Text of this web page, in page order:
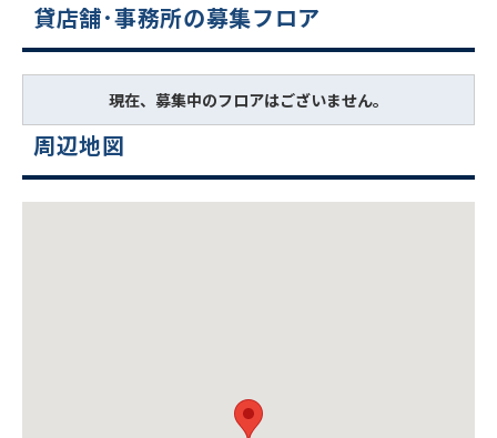
貸店舗･事務所の募集フロア
現在、募集中のフロアはございません。
周辺地図